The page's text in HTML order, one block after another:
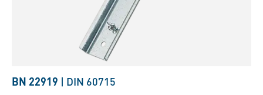
BN 22919 | DIN 60715